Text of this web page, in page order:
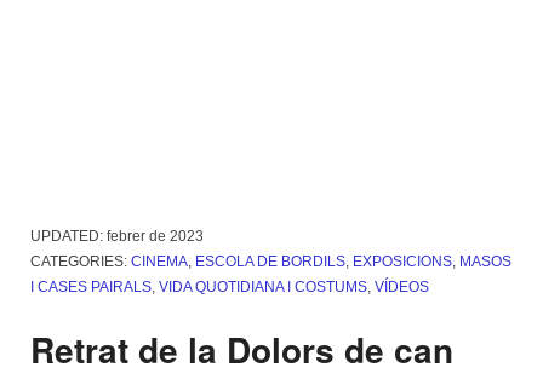
UPDATED: febrer de 2023
CATEGORIES: CINEMA, ESCOLA DE BORDILS, EXPOSICIONS, MASOS
I CASES PAIRALS, VIDA QUOTIDIANA I COSTUMS, VÍDEOS
Retrat de la Dolors de can